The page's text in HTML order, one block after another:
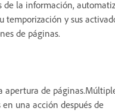
de la información,
temporización y sus
de páginas.
apertura de
una acción después de